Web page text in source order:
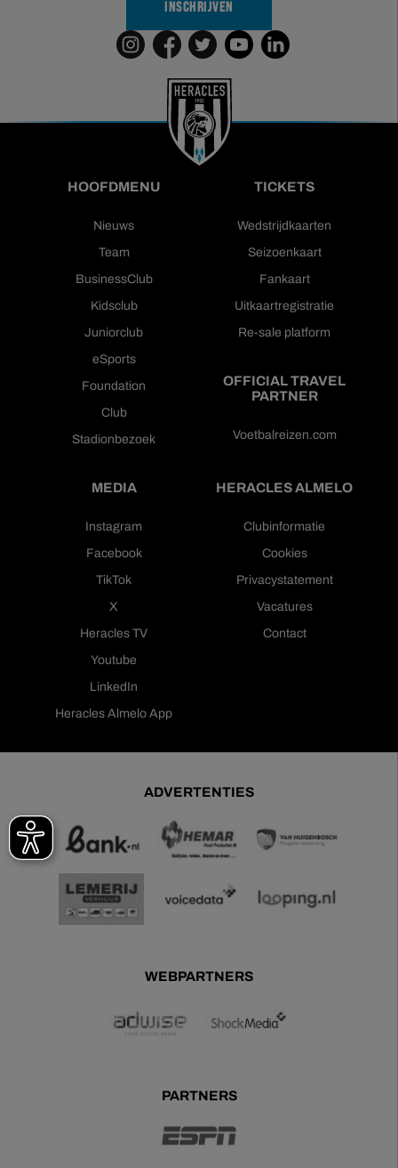
INSCHRIJVEN
HOOFDMENU
Nieuws
Team
BusinessClub
Kidsclub
Juniorclub
eSports
Foundation
Club
Stadionbezoek
TICKETS
Wedstrijdkaarten
Seizoenkaart
Fankaart
Uitkaartregistratie
Re-sale platform
OFFICIAL TRAVEL
PARTNER
Voetbalreizen.com
MEDIA
Instagram
Facebook
TikTok
X
Heracles TV
Youtube
LinkedIn
Heracles Almelo App
HERACLES ALMELO
Clubinformatie
Cookies
Privacystatement
Vacatures
Contact
ADVERTENTIES
WEBPARTNERS
PARTNERS